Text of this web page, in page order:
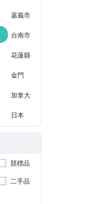
嘉義市
台南市
花蓮縣
金門
加拿大
日本
競標品
二手品